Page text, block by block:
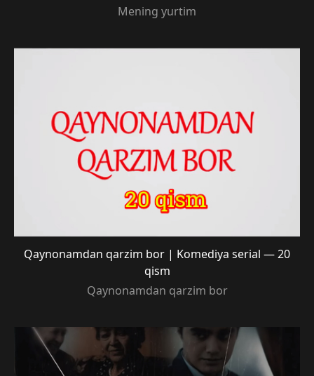
Mening yurtim
Qaynonamdan qarzim bor | Komediya serial — 20
qism
Qaynonamdan qarzim bor